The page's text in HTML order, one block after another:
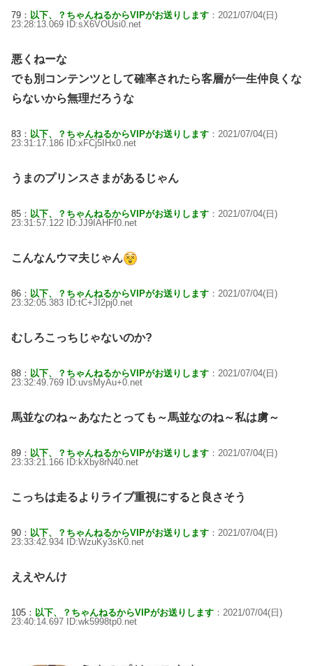
79： 以下、？ちゃんねるからVIPがお送りします ：2021/07/04(日)
23:28:13.069 ID:sX6VOUsi0.net
悪くねーな
でも別コンテンツとして確率されたら客層が一生仲良くな
らないから無理だろうな
83： 以下、？ちゃんねるからVIPがお送りします ：2021/07/04(日)
23:31:17.186 ID:xFCj5IHx0.net
うまのプリンスさまがあるじゃん
85： 以下、？ちゃんねるからVIPがお送りします ：2021/07/04(日)
23:31:57.122 ID:JJ9IAHFf0.net
こんなんウマ夫じゃん
86： 以下、？ちゃんねるからVIPがお送りします ：2021/07/04(日)
23:32:05.383 ID:tC+JI2pj0.net
むしろこっちじゃないのか?
88： 以下、？ちゃんねるからVIPがお送りします ：2021/07/04(日)
23:32:49.769 ID:uvsMyAu+0.net
馬並なのね～あなたとっても～馬並なのね～私は虜～
89： 以下、？ちゃんねるからVIPがお送りします ：2021/07/04(日)
23:33:21.166 ID:kXby8rN40.net
こっちは走るよりライブ重視にすると良さそう
90： 以下、？ちゃんねるからVIPがお送りします ：2021/07/04(日)
23:33:42.934 ID:WzuKy3sK0.net
ええやんけ
105： 以下、？ちゃんねるからVIPがお送りします ：2021/07/04(日)
23:40:14.697 ID:wk5998tp0.net